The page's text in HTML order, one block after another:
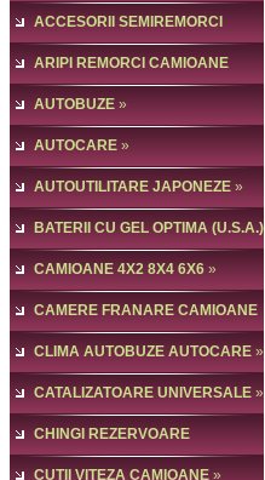
ACCESORII SEMIREMORCI
ARIPI REMORCI CAMIOANE
AUTOBUZE »
AUTOCARE »
AUTOUTILITARE JAPONEZE »
BATERII CU GEL OPTIMA (U.S.A.)
CAMIOANE 4X2 8X4 6X6 »
CAMERE FRANARE CAMIOANE
» CLIMA AUTOBUZE AUTOCARE »
CATALIZATOARE UNIVERSALE »
CHINGI REZERVOARE
ACCESORII
CUTII VITEZA CAMIOANE »